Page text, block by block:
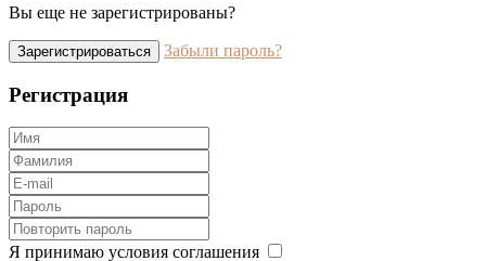
Вы еще не зарегистрированы?
Зарегистрироваться Забыли пароль?
Регистрация
Я принимаю условия соглашения